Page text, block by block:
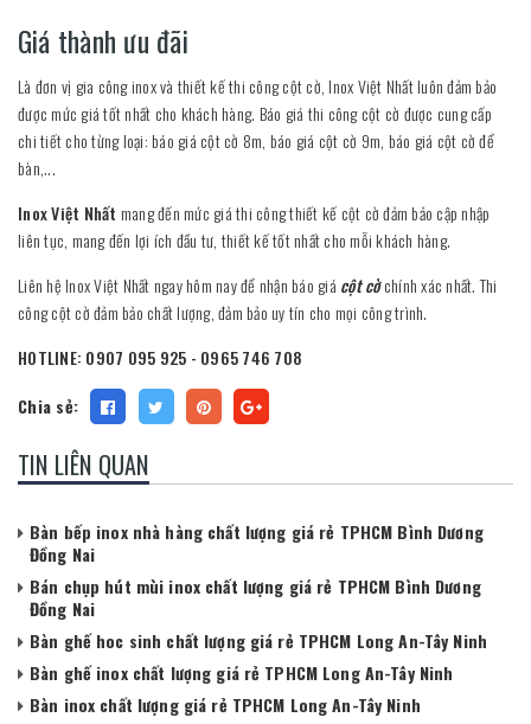
Giá thành ưu đãi
Là đơn vị gia công inox và thiết kế thi công cột cờ, Inox Việt Nhất luôn đảm bảo
được mức giá tốt nhất cho khách hàng. Báo giá thi công cột cờ được cung cấp
chi tiết cho từng loại: báo giá cột cờ 8m, báo giá cột cờ 9m, báo giá cột cờ để
bàn,...
Inox Việt Nhất mang đến mức giá thi công thiết kế cột cờ đảm bảo cập nhập
liên tục, mang đến lợi ích đầu tư, thiết kế tốt nhất cho mỗi khách hàng.
Liên hệ Inox Việt Nhất ngay hôm nay để nhận báo giá cột cờchính xác nhất. Thi
công cột cờ đảm bảo chất lượng, đảm bảo uy tín cho mọi công trình.
HOTLINE: 0907 095 925 - 0965 746 708
Chia sẻ:
TIN LIÊN QUAN
Bàn bếp inox nhà hàng chất lượng giá rẻ TPHCM Bình Dương
Đồng Nai
Bán chụp hút mùi inox chất lượng giá rẻ TPHCM Bình Dương
Đồng Nai
Bàn ghế hoc sinh chất lượng giá rẻ TPHCM Long An-Tây Ninh
Bàn ghế inox chất lượng giá rẻ TPHCM Long An-Tây Ninh
Bàn inox chất lượng giá rẻ TPHCM Long An-Tây Ninh